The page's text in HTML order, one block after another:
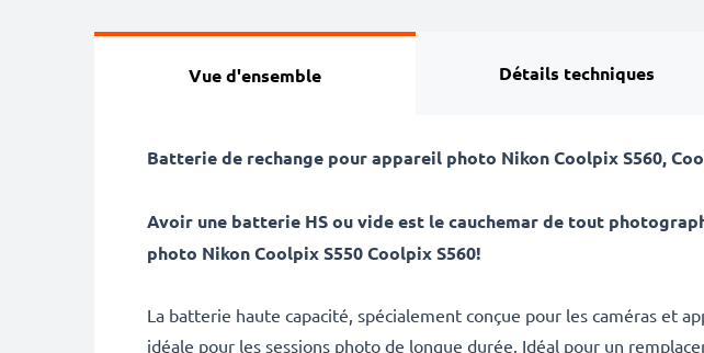
Vue d'ensemble Détails techniques
Batterie de rechange pour appareil photo NikonCoolpix S560,
Avoir une batterie HS ou vide est le cauchemar de tout
photo Nikon Coolpix S550 Coolpix S560!
La batterie haute capacité, spécialement conçue pour les caméras et
idéale pour les sessions photo de longue durée. Idéal pour un